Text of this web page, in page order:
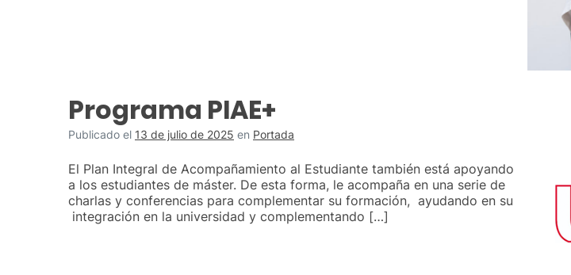
Programa PIAE+
Publicado el 13 de julio de 2025 en Portada
El Plan Integral de Acompañamiento al Estudiante también está apoyando
a los estudiantes de máster. De esta forma, le acompaña en una serie de
charlas y conferencias para complementar su formación, ayudando en su
integración en la universidad y complementando […]